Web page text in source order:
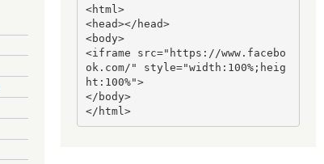
<html>
<head></head>
<body>
<iframe src="https://www.facebo
ok.com/" style="width:100%;heig
ht:100%">
</body>
</html>